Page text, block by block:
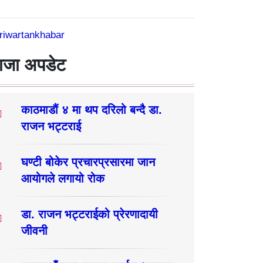
अपडेट
काठमाडौं ४ मा थप दरिलो बन्दै डा.
राजन भट्टराई
घण्टी बोकेर प्रचारप्रसारमा जान
आयोगले लगायो रोक
डा. राजन भट्टराईको प्रेरणादायी
जीवनी